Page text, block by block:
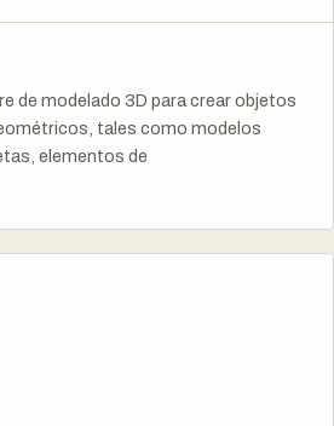
de modelado 3D para crear objetos
tales como modelos
elementos de